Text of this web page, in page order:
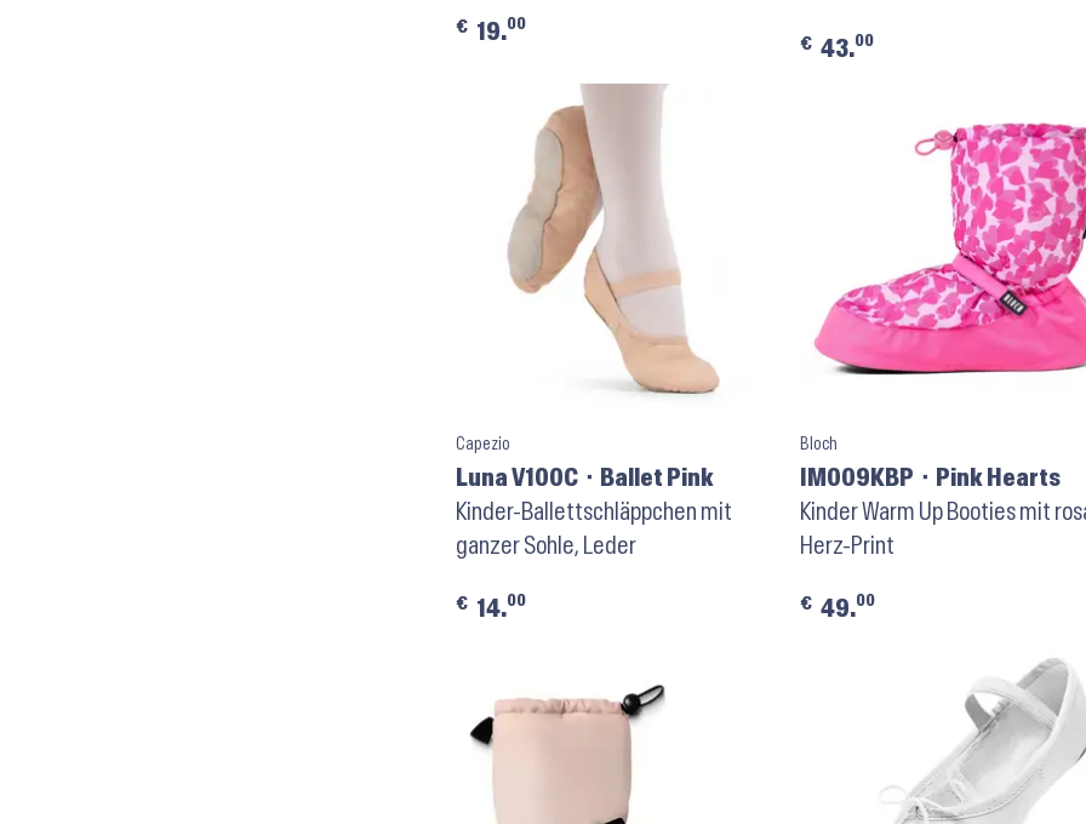
€ 19.00
€ 43.00
Capezio
Luna V100C ⬝ Ballet Pink
Kinder-Ballettschläppchen mit
ganzer Sohle, Leder
€ 14.00
Bloch
IM009KBP ⬝ Pink Hearts
Kinder Warm Up Booties mit
Herz-Print
€ 49.00